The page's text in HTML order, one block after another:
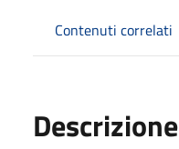
Contenuti correlati
Descrizione